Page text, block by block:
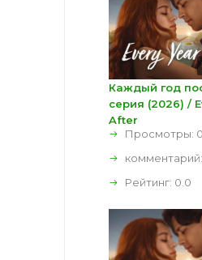
Каждый год
серия (2026) /
After
Просмотры: 0
комментарий:
Рейтинг: 0.0